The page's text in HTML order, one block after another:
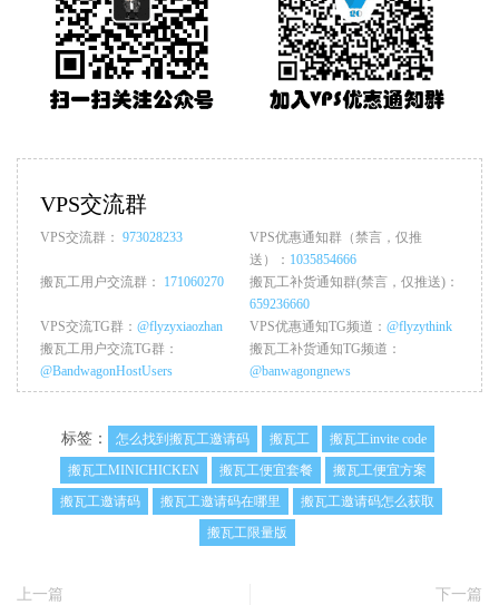
VPS交流群
VPS交流群： 973028233
VPS优惠通知群（禁言，仅推
送）： 1035854666
搬瓦工用户交流群： 171060270
搬瓦工补货通知群(禁言，仅推送)：
659236660
VPS交流TG群： @flyzyxiaozhan VPS优惠通知TG频道： @flyzythink
搬瓦工用户交流TG群：
@BandwagonHostUsers
搬瓦工补货通知TG频道：
@banwagongnews
标签： 怎么找到搬瓦工邀请码 搬瓦工
搬瓦工invite code
搬瓦工MINICHICKEN
搬瓦工便宜套餐
搬瓦工便宜方案
搬瓦工邀请码
搬瓦工邀请码在哪里
搬瓦工邀请码怎么获取
搬瓦工限量版
上一篇
下一篇